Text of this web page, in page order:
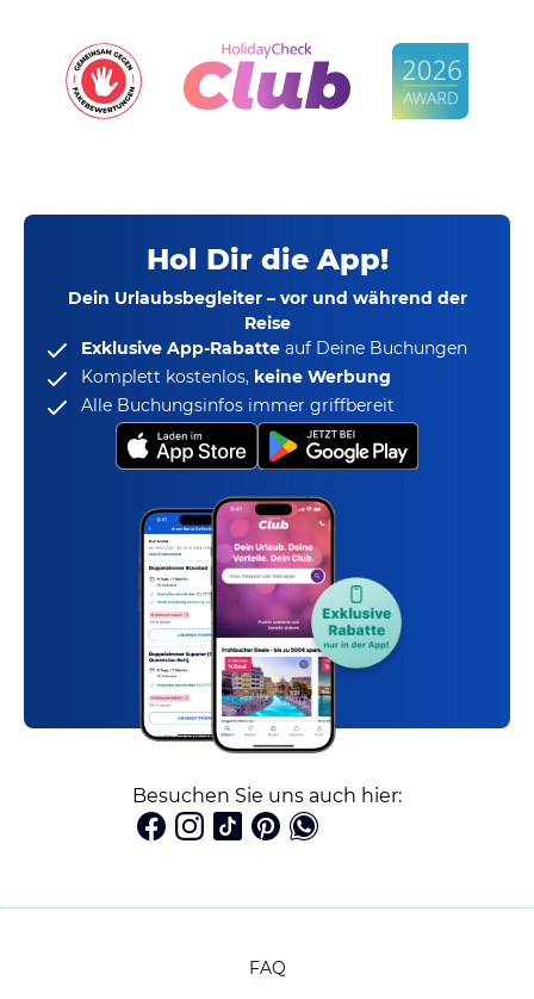
Hol Dir die App!
Dein Urlaubsbegleiter – vor und während der
Reise
Exklusive App-Rabatte auf Deine Buchungen
Komplett kostenlos, keine Werbung
Alle Buchungsinfos immer griffbereit
Besuchen Sie uns auch hier:
FAQ